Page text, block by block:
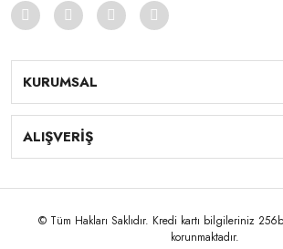
KURUMSAL
ALIŞVERİŞ
© Tüm Hakları Saklıdır. Kredi kartı bilgileriniz
korunmaktadır.